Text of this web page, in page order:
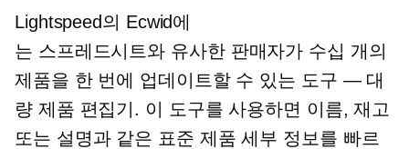
Lightspeed의 Ecwid에
는 스프레드시트와 유사한판매자가 수십 개의
제품을 한 번에 업데이트할 수 있는 도구 — 대
량 제품 편집기. 이 도구를 사용하면 이름, 재고
또는 설명과 같은 표준 제품 세부 정보를 빠르